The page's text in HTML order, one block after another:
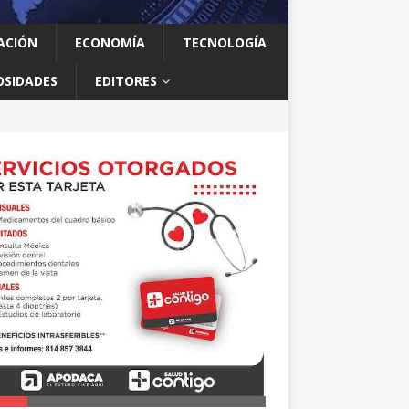
ECONOMÍA TECNOLOGÍA
EDITORES